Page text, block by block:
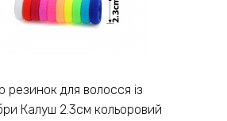
Калуш 2.3см кольоровий